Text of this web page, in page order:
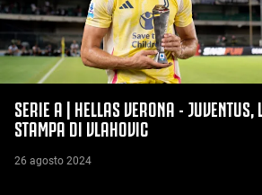
SERIE A | HELLAS VERONA - JUVENTUS,
STAMPA DI VLAHOVIC
26 agosto 2024